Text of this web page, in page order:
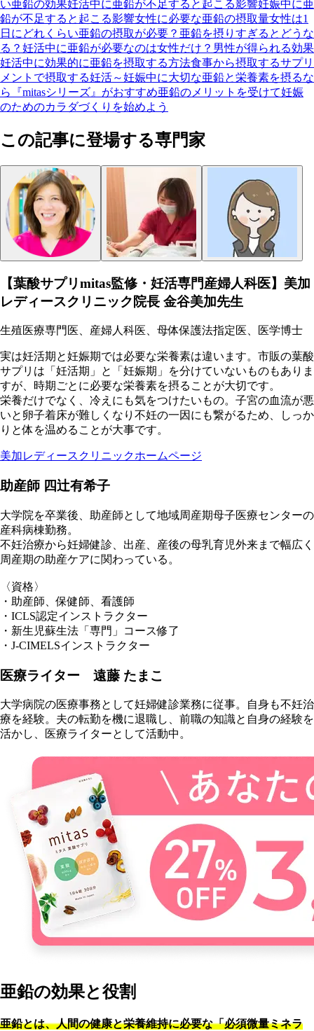
い亜鉛の効果妊活中に亜鉛が不足すると起こる影響妊娠中に亜
鉛が不足すると起こる影響女性に必要な亜鉛の摂取量女性は1
日にどれくらい亜鉛の摂取が必要？ 亜鉛を摂りすぎるとどうな
る？ 妊活中に亜鉛が必要なのは女性だけ？男性が得られる効果
妊活中に効果的に亜鉛を摂取する方法食事から摂取するサプリ
メントで摂取する妊活～妊娠中に大切な亜鉛と栄養素を摂るな
ら『mitasシリーズ』がおすすめ亜鉛のメリットを受けて妊娠
のためのカラダづくりを始めよう
この記事に登場する専門家
【葉酸サプリmitas監修・妊活専門産婦人科医】美加
レディースクリニック院長 金谷美加先生
生殖医療専門医、産婦人科医、母体保護法指定医、医学博士
実は妊活期と妊娠期では必要な栄養素は違います。市販の葉酸
サプリは「妊活期」と「妊娠期」を分けていないものもありま
すが、時期ごとに必要な栄養素を摂ることが大切です。
栄養だけでなく、冷えにも気をつけたいもの。子宮の血流が悪
いと卵子着床が難しくなり不妊の一因にも繋がるため、しっか
りと体を温めることが大事です。
美加レディースクリニックホームページ
助産師 四辻有希子
大学院を卒業後、助産師として地域周産期母子医療センターの
産科病棟勤務。
不妊治療から妊婦健診、出産、産後の母乳育児外来まで幅広く
周産期の助産ケアに関わっている。
〈資格〉
・助産師、保健師、看護師
・ICLS認定インストラクター
・新生児蘇生法「専門」コース修了
・J-CIMELSインストラクター
医療ライター 遠藤 たまこ
大学病院の医療事務として妊婦健診業務に従事。自身も不妊治
療を経験。夫の転勤を機に退職し、前職の知識と自身の経験を
活かし、医療ライターとして活動中。
亜鉛の効果と役割
亜鉛とは、人間の健康と栄養維持に必要な「必須微量ミネラ